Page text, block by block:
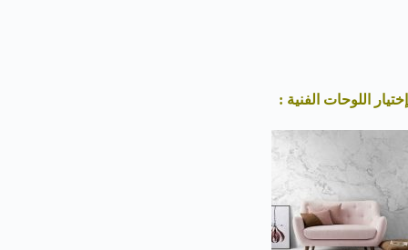
إختيار اللوحات الفنية :